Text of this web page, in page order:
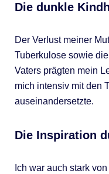
Die dunkle
Der Verlust meiner
Tuberkulose sowie
Vaters prägten mein
mich intensiv mit den
auseinandersetzte.
Die Inspiration
Ich war auch stark